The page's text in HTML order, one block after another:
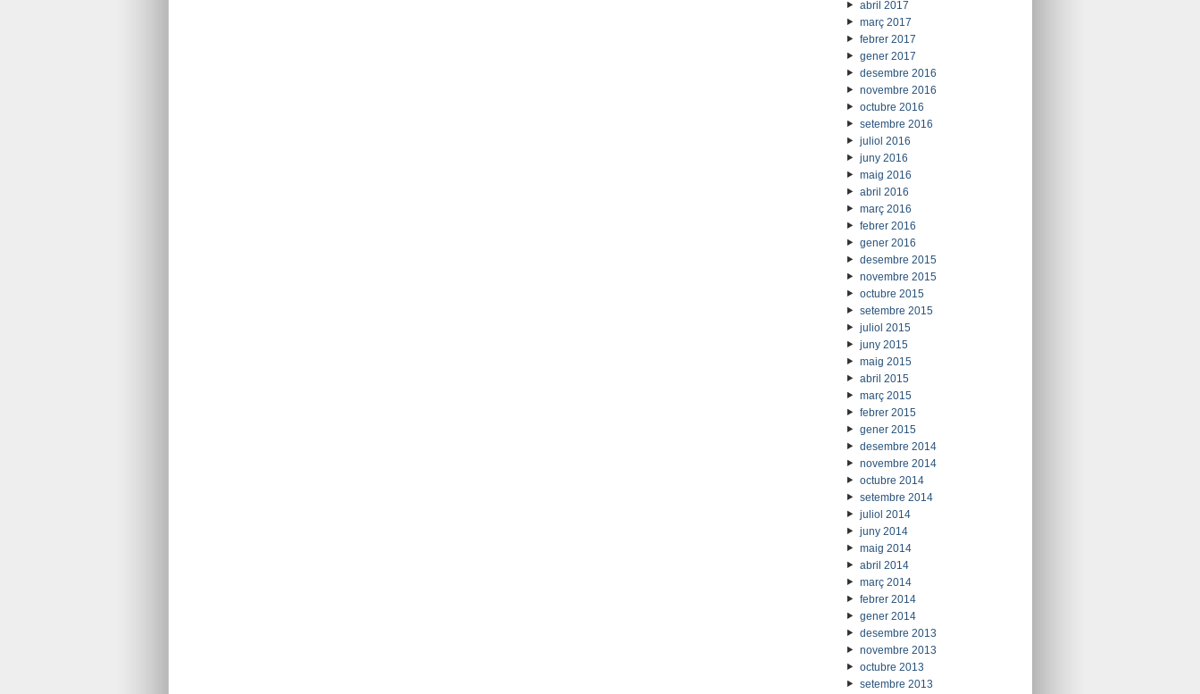
abril 2017
març 2017
febrer 2017
gener 2017
desembre 2016
novembre 2016
octubre 2016
setembre 2016
juliol 2016
juny 2016
maig 2016
abril 2016
març 2016
febrer 2016
gener 2016
desembre 2015
novembre 2015
octubre 2015
setembre 2015
juliol 2015
juny 2015
maig 2015
abril 2015
març 2015
febrer 2015
gener 2015
desembre 2014
novembre 2014
octubre 2014
setembre 2014
juliol 2014
juny 2014
maig 2014
abril 2014
març 2014
febrer 2014
gener 2014
desembre 2013
novembre 2013
octubre 2013
setembre 2013